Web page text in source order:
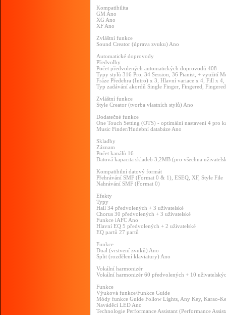
Kompatibilita
GM Ano
XG Ano
XF Ano
Zvláštní funkce
Sound Creator (úprava zvuku) Ano
Automatické doprovody
Předvolby
Počet předvolených automatických doprovodů 408
Typy stylů 316 Pro, 34 Session, 36 Pianist, + využití
Fráze Předehra (Intro) x 3, Hlavní variace x 4, Fill x
Typ zadávání akordů Single Finger, Fingered,
Zvláštní funkce
Style Creator (tvorba vlastních stylů) Ano
Dodatečné funkce
One Touch Setting (OTS) - optimální nastavení 4 pro
Music Finder/Hudební databáze Ano
Skladby
Záznam
Počet kanálů 16
Datová kapacita skladeb 3,2MB (pro všechna
Kompatibilní datový formát
Přehrávání SMF (Format 0 & 1), ESEQ, XF, Style File
Nahrávání SMF (Format 0)
Efekty
Typy
Hall 34 předvolených + 3 uživatelské
Chorus 30 předvolených + 3 uživatelské
Funkce iAFC Ano
Hlavní EQ 5 předvolených + 2 uživatelské
EQ partů 27 partů
Funkce
Dual (vrstvení zvuků) Ano
Split (rozdělení klaviatury) Ano
Vokální harmonizér
Vokální harmonizér 60 předvolených + 10
Funkce
Výuková funkce/Funkce Guide
Módy funkce Guide Follow Lights, Any Key, Karao-
Naváděcí LED Ano
Technologie Performance Assistant (Performance